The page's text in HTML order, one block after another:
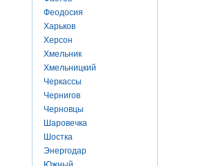
Феодосия
Харьков
Херсон
Хмельник
Хмельницкий
Черкассы
Чернигов
Черновцы
Шаровечка
Шостка
Энергодар